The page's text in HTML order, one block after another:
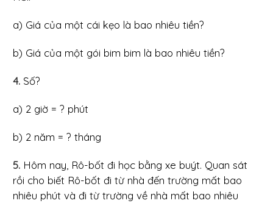
a) Giá của một cái kẹo là bao nhiêu tiền?
b) Giá của một gói bim bim là bao nhiêu tiền?
4. Số?
a) 2 giờ = ? phút
b) 2 năm = ? tháng
5. Hôm nay, Rô-bốt đi học bằng xe buýt. Quan sát
rồi cho biết Rô-bốt đi từ nhà đến trường mất bao
nhiêu phút và đi từ trường về nhà mất bao nhiêu